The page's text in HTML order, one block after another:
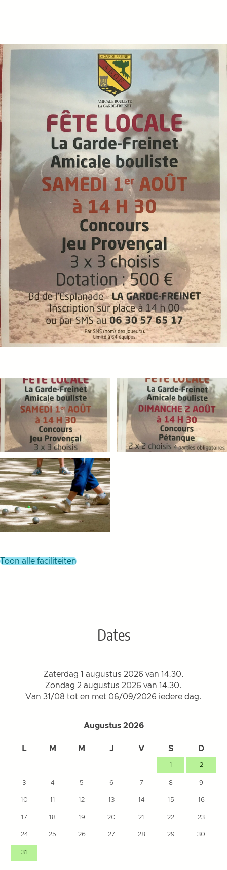
toon alle faciliteiten
Dates
Zaterdag 1 augustus 2026 van 14.30.
Zondag 2 augustus 2026 van 14.30.
Van 31/08 tot en met 06/09/2026 iedere dag.
Augustus 2026
L M M J V S D
1 2
3 4 5 6 7 8 9
10 11 12 13 14 15 16
17 18 19 20 21 22 23
24 25 26 27 28 29 30
31